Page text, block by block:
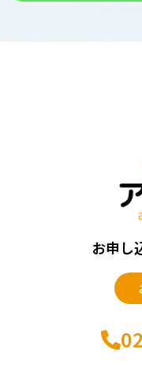
お申し